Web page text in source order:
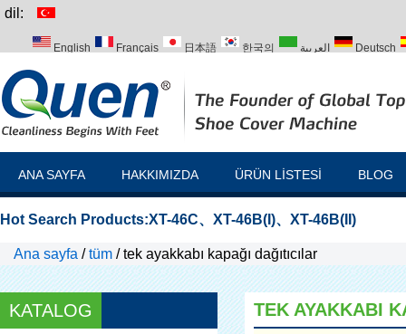
dil:
English Français 日本語 한국의 العربية Deutsch
ANA SAYFA HAKKIMIZDA ÜRÜN LISTESI BLOG
Hot Search Products:XT-46C、 XT-46B(I)、 XT-46B(II)
Ana sayfa /tüm /tek ayakkabı kapağı dağıtıcılar
KATALOG TEK AYAKKABI